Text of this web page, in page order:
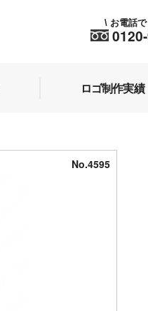
\ お電話
ロゴ制作実績
No.4595